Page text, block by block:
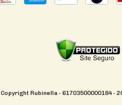
Copyright Rubinella - 61703500000184 -